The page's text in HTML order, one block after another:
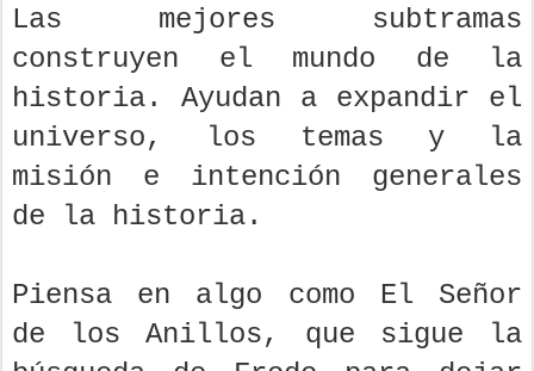
Las mejores subtramas
construyen el mundo de la
historia. Ayudan a expandir el
universo, los temas y la
misión e intención generales
de la historia.
Piensa en algo como El Señor
de los Anillos, que sigue la